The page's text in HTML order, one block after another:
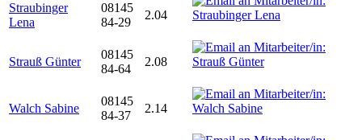
Straubinger
Lena
08145
84-29
2.04
Strauß Günter
08145
84-64
2.08
Walch Sabine
08145
84-37
2.14